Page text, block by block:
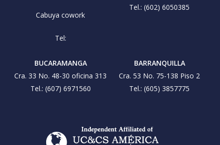
Cabuya cowork
Tel:
Tel.: (602) 6050385
BUCARAMANGA
Cra. 33 No. 48-30 oficina 313
Tel.: (607) 6971560
BARRANQUILLA
Cra. 53 No. 75-138 Piso 2
Tel.: (605) 3857775